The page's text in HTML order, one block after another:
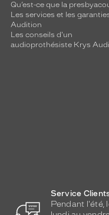
Qu’est-ce que la
Les services et les
Audition
Les conseils d'un
audioprothésiste Krys
Service
Pendant l'été,